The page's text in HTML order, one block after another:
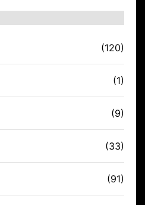
(120)
(1)
(9)
(33)
(91)